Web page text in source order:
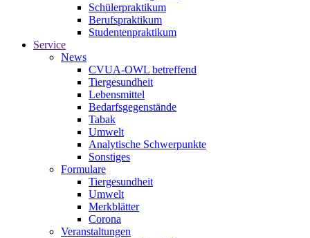
Schülerpraktikum
Berufspraktikum
Studentenpraktikum
Service
News
CVUA-OWL betreffend
Tiergesundheit
Lebensmittel
Bedarfsgegenstände
Tabak
Umwelt
Analytische Schwerpunkte
Sonstiges
Formulare
Tiergesundheit
Umwelt
Merkblätter
Corona
Veranstaltungen